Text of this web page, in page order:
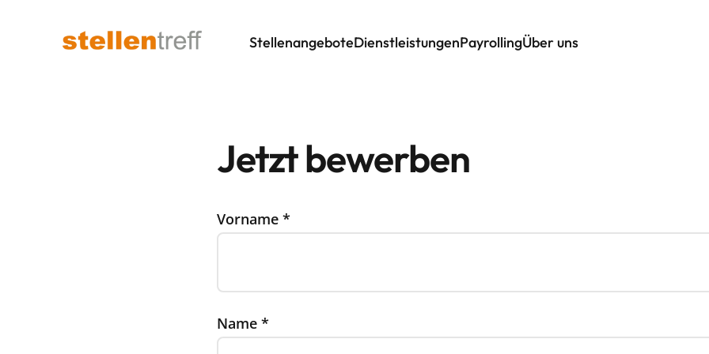
StellenangeboteDienstleistungenPayrollingÜber uns
Jetzt bewerben
Vorname *
Name *